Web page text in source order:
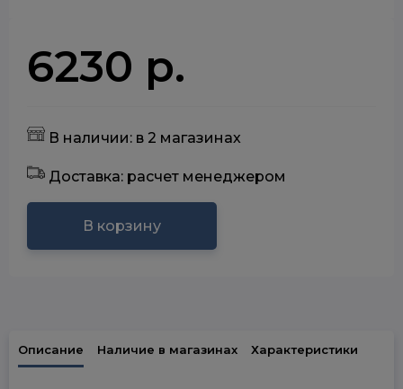
6230 р.
В наличии: в 2 магазинах
Доставка: расчет менеджером
В корзину
Описание Наличие в магазинах Характеристики